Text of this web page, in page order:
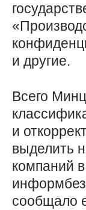
и другие.
Всего
и
выделить
компаний
сообщало